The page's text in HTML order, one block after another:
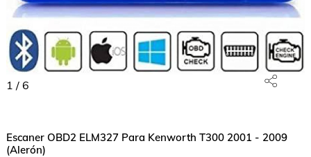
1 / 6
Escaner OBD2 ELM327 Para Kenworth T300 2001 - 2009
(Alerón)